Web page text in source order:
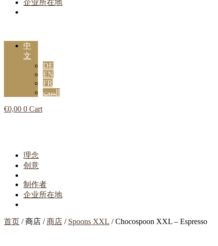
企业所在地
中
文
DE
EN
FR
البيت
€0,00 0 Cart
理念
创意
制作者
企业所在地
首页 / 商店 /商店 / Spoons XXL / Chocospoon XXL – Espresso